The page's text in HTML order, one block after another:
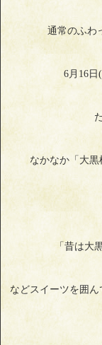
通常のふわ
6月16日
なかなか「大
「昔は大
などスイーツを囲